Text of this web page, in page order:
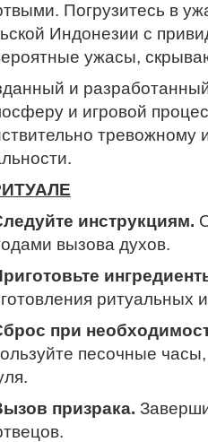
Погрузитесь в
Индонезии с
ужасы,
и
и игровой
тревожному
инструкциям.
вызова духов.
ритуальных
при
песочные
призрака.